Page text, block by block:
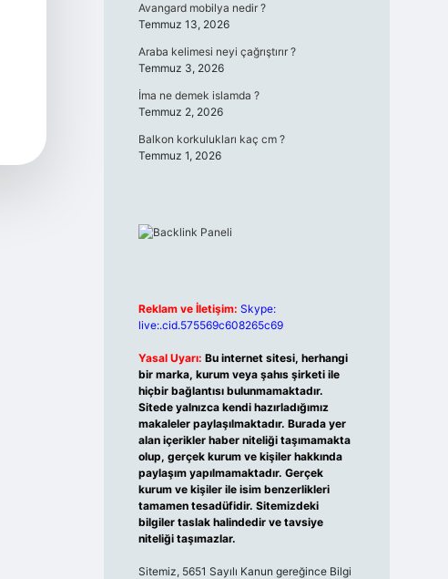
Avangard mobilya nedir ?
Temmuz 13, 2026
Araba kelimesi neyi çağrıştırır ?
Temmuz 3, 2026
İma ne demek islamda ?
Temmuz 2, 2026
Balkon korkulukları kaç cm ?
Temmuz 1, 2026
Reklam ve İletişim: Skype:
live:.cid.575569c608265c69
Yasal Uyarı: Bu internet sitesi, herhangi
bir marka, kurum veya şahıs şirketi ile
hiçbir bağlantısı bulunmamaktadır.
Sitede yalnızca kendi hazırladığımız
makaleler paylaşılmaktadır. Burada yer
alan içerikler haber niteliği taşımamakta
olup, gerçek kurum ve kişiler hakkında
paylaşım yapılmamaktadır. Gerçek
kurum ve kişiler ile isim benzerlikleri
tamamen tesadüfidir. Sitemizdeki
bilgiler taslak halindedir ve tavsiye
niteliği taşımazlar.
Sitemiz, 5651 Sayılı Kanun gereğince Bilgi